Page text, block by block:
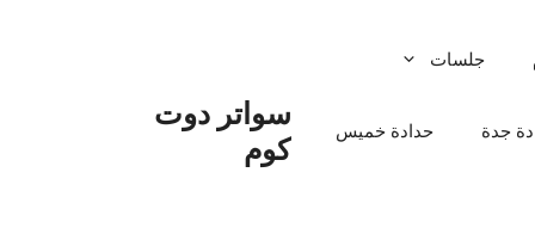
سواتر دوت
كوم
جلسات
جدة حدادة خميس